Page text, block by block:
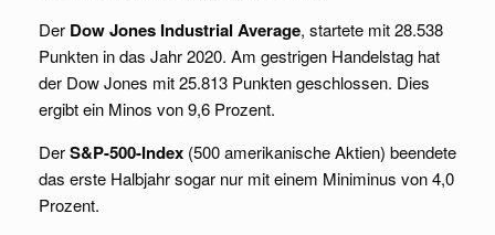
Der Dow Jones Industrial Average, startete mit 28.538
Punkten in das Jahr 2020. Am gestrigen Handelstag hat
der Dow Jones mit 25.813 Punkten geschlossen. Dies
ergibt ein Minos von 9,6 Prozent.
DerS&P-500-Index (500 amerikanische Aktien) beendete
das erste Halbjahr sogar nur mit einem Miniminus von 4,0
Prozent.